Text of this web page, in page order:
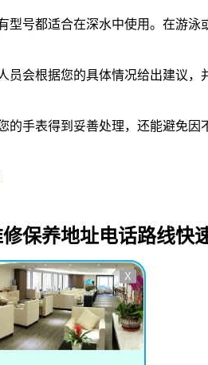
号都适合在深水中使用。在游
会根据您的具体情况给出建议
手表得到妥善处理，还能避免
保养地址电话路线快
X